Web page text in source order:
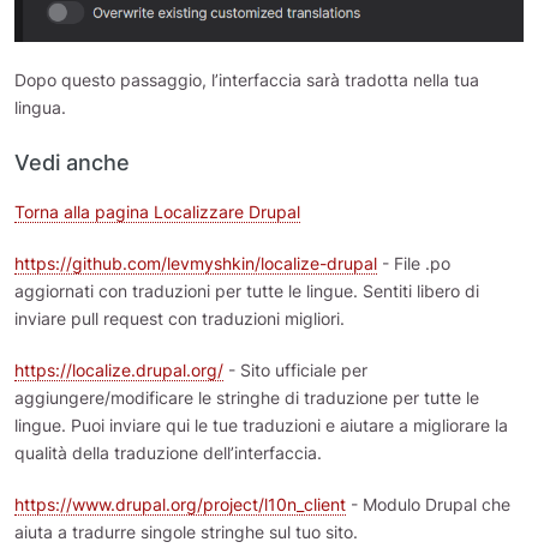
Dopo questo passaggio, l’interfaccia sarà tradotta nella tua
lingua.
Vedi anche
Torna alla pagina Localizzare Drupal
https://github.com/levmyshkin/localize-drupal - File .po
aggiornati con traduzioni per tutte le lingue. Sentiti libero di
inviare pull request con traduzioni migliori.
https://localize.drupal.org/ - Sito ufficiale per
aggiungere/modificare le stringhe di traduzione per tutte le
lingue. Puoi inviare qui le tue traduzioni e aiutare a migliorare la
qualità della traduzione dell’interfaccia.
https://www.drupal.org/project/l10n_client - Modulo Drupal che
aiuta a tradurre singole stringhe sul tuo sito.